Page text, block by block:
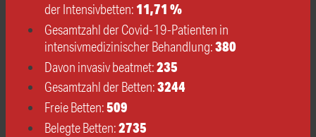
der Intensivbetten:11,71 %
Gesamtzahl der Covid-19-Patienten in
intensivmedizinischer Behandlung:380
Davon invasiv beatmet:235
Gesamtzahl der Betten:3244
Freie Betten:509
Belegte Betten:2735